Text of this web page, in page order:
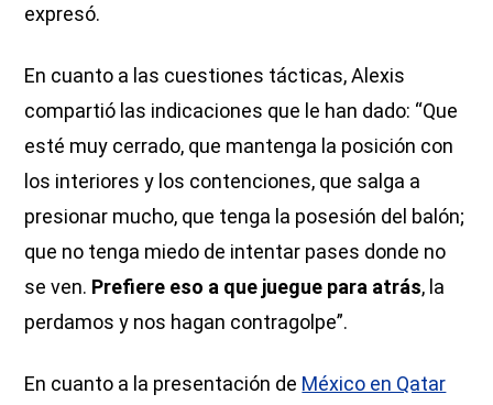
expresó.
En cuanto a las cuestiones tácticas, Alexis
compartió las indicaciones que le han dado: “Que
esté muy cerrado, que mantenga la posición con
los interiores y los contenciones, que salga a
presionar mucho, que tenga la posesión del balón;
que no tenga miedo de intentar pases donde no
se ven. Prefiere eso a que juegue para atrás, la
perdamos y nos hagan contragolpe”.
En cuanto a la presentación de México en Qatar